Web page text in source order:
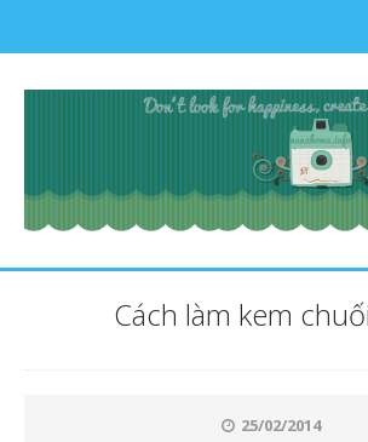
Cách làm kem
25/02/2014